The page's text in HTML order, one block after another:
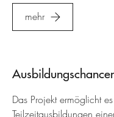
mehr
Das Projekt ermöglicht
Teilzeitausbildungen